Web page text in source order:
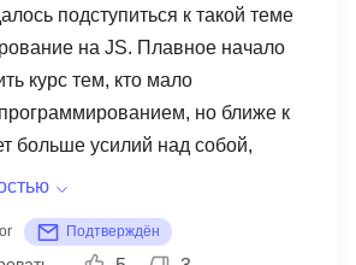
в итоге? Устроился на
год назад даже подумать не
больше 100к.
прошло не легко, было много
но и в итоге все получилось
подступиться к такой теме
на JS. Плавное начало
курс тем, кто мало
но ближе к
больше усилий над собой,
материал для дальнейшей
Объясняет
Подтверждён